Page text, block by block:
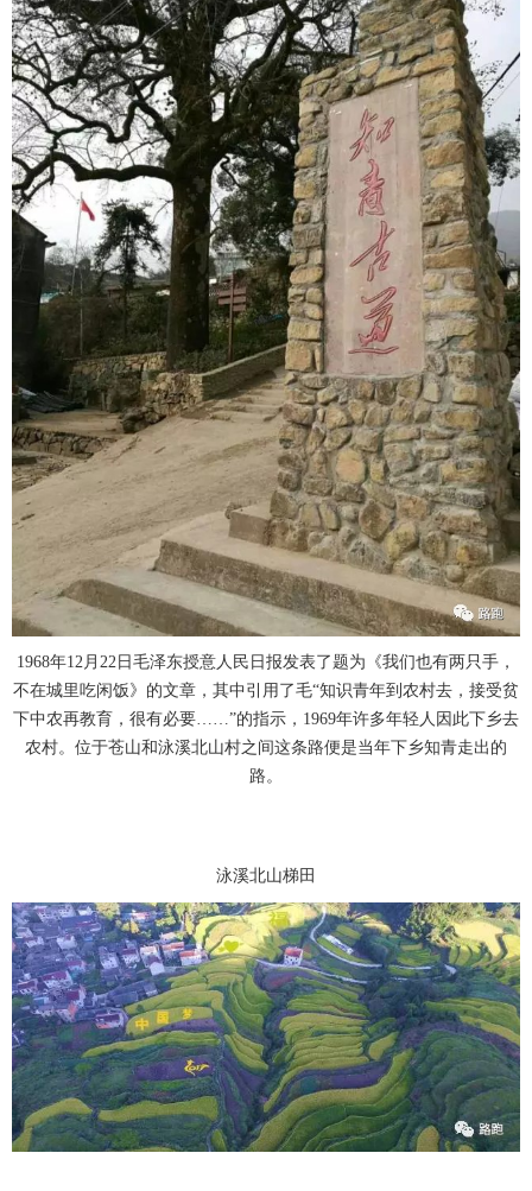
1968年12月22日毛泽东授意人民日报发表了题为《我们也有两只手，
不在城里吃闲饭》的文章，其中引用了毛“知识青年到农村去，接受贫
下中农再教育，很有必要……”的指示，1969年许多年轻人因此下乡去
农村。位于苍山和泳溪北山村之间这条路便是当年下乡知青走出的
路。
泳溪北山梯田